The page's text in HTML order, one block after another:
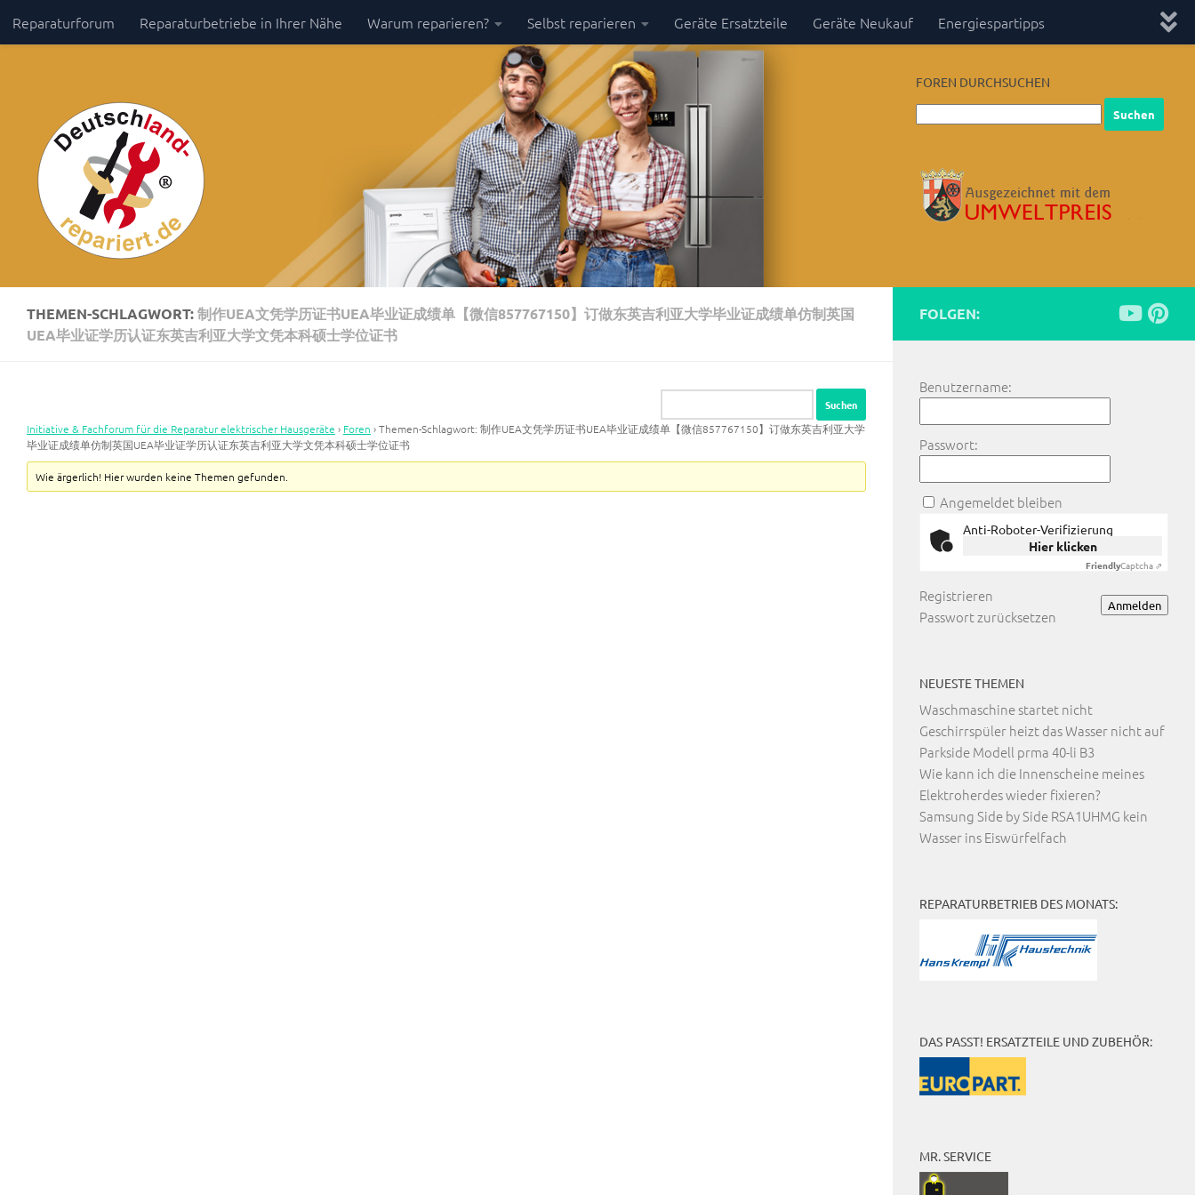
Zum Inhalt springen
Reparaturforum Reparaturbetriebe in Ihrer Nähe Warum reparieren? Selbst reparieren Geräte Ersatzteile Geräte Neukauf Energiespartipps
FOREN DURCHSUCHEN
THEMEN-SCHLAGWORT:制作UEA文凭学历证书UEA毕业证成绩单【微信857767150】订做东英吉利亚大学毕业证成绩单仿制英国
UEA毕业证学历认证东英吉利亚大学文凭本科硕士学位证书
Initiative & Fachforum für die Reparatur elektrischer Hausgeräte › Foren ›Themen-Schlagwort: 制作UEA文凭学历证书UEA毕业证成绩单【微信857767150】订做东英吉利亚大学
毕业证成绩单仿制英国UEA毕业证学历认证东英吉利亚大学文凭本科硕士学位证书
Wie ärgerlich! Hier wurden keine Themen gefunden.
FOLGEN:
Benutzername:
Passwort:
Angemeldet bleiben
Anti-Roboter-Verifizierung
Hier klicken
FriendlyCaptcha ⇗
Anmelden
Registrieren
Passwort zurücksetzen
NEUESTE THEMEN
Waschmaschine startet nicht
Geschirrspüler heizt das Wasser nicht auf
Parkside Modell prma 40-li B3
Wie kann ich die Innenscheine meines
Elektroherdes wieder fixieren?
Samsung Side by Side RSA1UHMG kein
Wasser ins Eiswürfelfach
REPARATURBETRIEB DES MONATS:
DAS PASST! ERSATZTEILE UND ZUBEHÖR:
MR. SERVICE